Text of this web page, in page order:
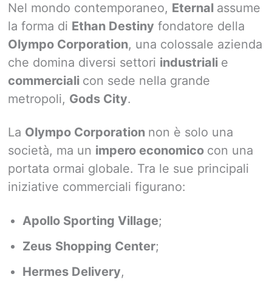
Nel mondo contemporaneo, Eternal assume
la forma di Ethan Destiny fondatore della
Olympo Corporation, una colossale azienda
che domina diversi settori industriali e
commerciali con sede nella grande
metropoli, Gods City.
La Olympo Corporation non è solo una
società, ma un impero economico con una
portata ormai globale. Tra le sue principali
iniziative commerciali figurano:
Apollo Sporting Village;
Zeus Shopping Center;
Hermes Delivery,